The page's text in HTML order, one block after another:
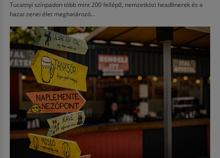
Tucatnyi színpadon több mint 200 fellépő, nemzetközi headlinerek és a
hazai zenei élet meghatározó...